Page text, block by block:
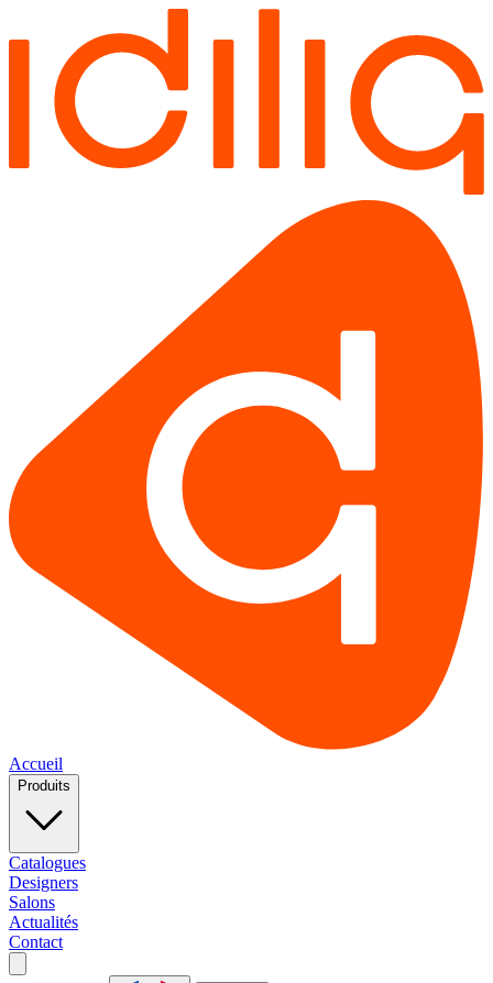
Accueil
Produits
Catalogues
Designers
Salons
Actualités
Contact